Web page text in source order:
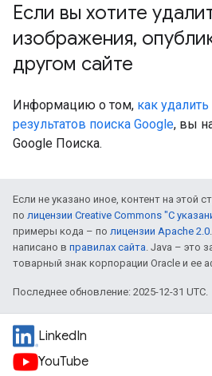
Если вы хотите
изображения,
другом сайте
Информацию о том, как
результатов поиска Google, вы
Google Поиска.
Если не указано иное, контент на этой
по лицензии Creative Commons "С
примеры кода – по лицензии Apache 2.0
написано в правилах сайта. Java – это
товарный знак корпорации Oracle и ее
Последнее обновление: 2025-12-31 UTC.
LinkedIn
YouTube